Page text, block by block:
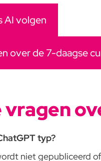
AI volgen
over de 7-daagse
typ?
niet gepubliceerd